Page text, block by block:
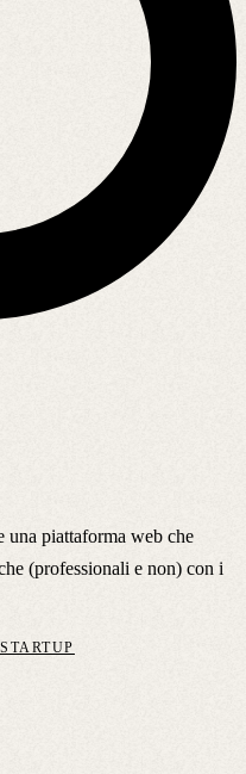
una piattaforma web che
(professionali e non) con i